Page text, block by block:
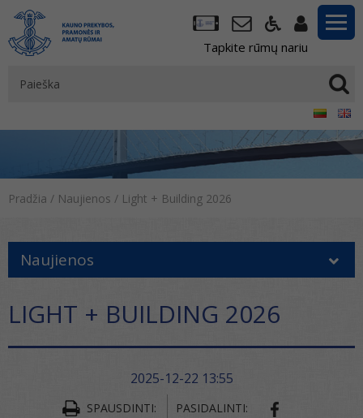
Tapkite rūmų nariu
Pradžia / Naujienos / Light + Building 2026
Naujienos
LIGHT + BUILDING 2026
2025-12-22 13:55
SPAUSDINTI: PASIDALINTI: